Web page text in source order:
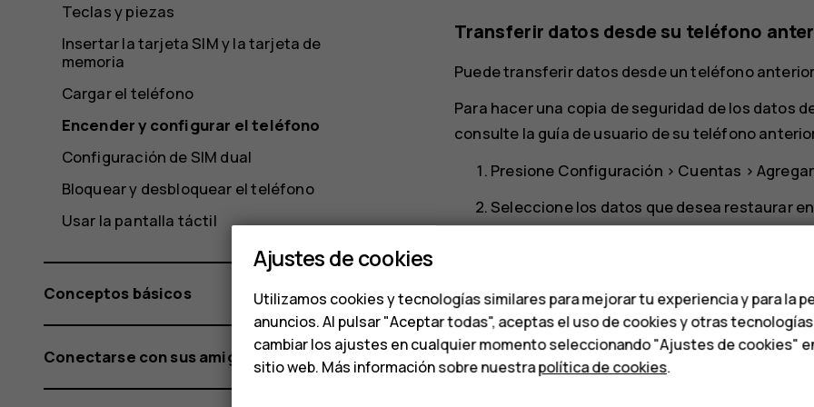
Transferir datos desde su teléfono
Puede transferir datos desde un teléfono
Para hacer una copia de seguridad de los datos
consulte la guía de usuario de su teléfono
Presione Configuración > Cuentas >
Seleccione los datos que desea restaurar
automáticamente una vez que su teléfono
Si su teléfono anterior era Android y tenía
Google, entonces puede restaurar las
Fi.
Teclas y piezas
Insertar la tarjeta SIM y la tarjeta de
memoria
Cargar el teléfono
Encender y configurar el teléfono
Configuración de SIM dual
Bloquear y desbloquear el teléfono
Usar la pantalla táctil
Conceptos básicos
Conectarse con sus amigos y familiares
Ajustes de cookies
Utilizamos cookies y tecnologías similares para mejorar tu experiencia y para la
anuncios. Al pulsar "Aceptar todas", aceptas el uso de cookies y otras
cambiar los ajustes en cualquier momento seleccionando "Ajustes de cookies"
sitio web. Más información sobre nuestrapolítica de cookies.